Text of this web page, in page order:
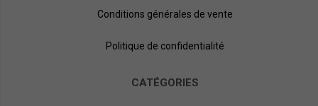
Conditions générales de vente
Politique de confidentialité
CATÉGORIES